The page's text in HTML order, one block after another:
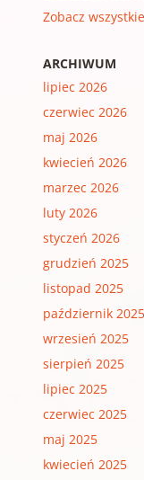
Zobacz
ARCHIWUM
lipiec 2026
czerwiec 2026
maj 2026
kwiecień 2026
marzec 2026
luty 2026
styczeń 2026
grudzień 2025
listopad 2025
październik 2025
wrzesień 2025
sierpień 2025
lipiec 2025
czerwiec 2025
maj 2025
kwiecień 2025